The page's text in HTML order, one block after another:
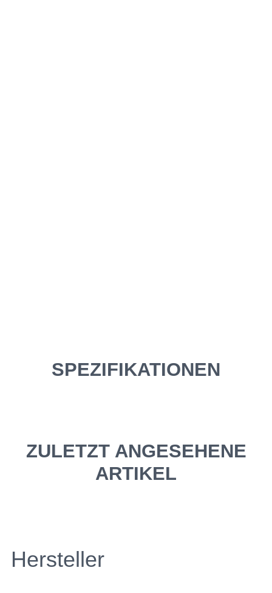
SPEZIFIKATIONEN
ZULETZT ANGESEHENE
ARTIKEL
Hersteller